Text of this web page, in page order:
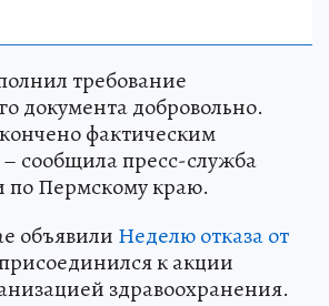
требование
документа добровольно.
фактическим
сообщила пресс-служба
Пермскому краю.
объявили Неделю отказа от
к акции
здравоохранения.